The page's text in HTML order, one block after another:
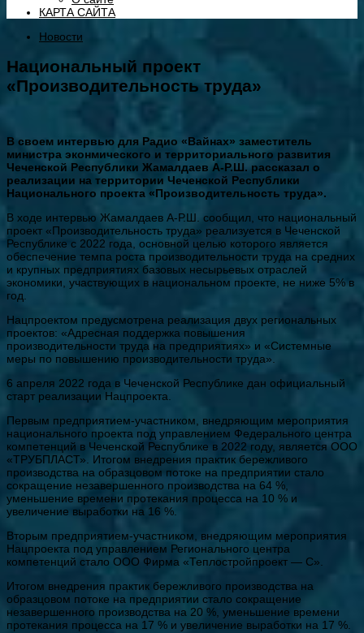
КАРТА САЙТА
Новости
Национальный проект
«Производительность труда»
В своем интервью для Радио «Вайнах» заместитель
министра эконмического и территориального развития
Чеченской Республики Жамалдаев А-Р.Ш. рассказал о
реализации на территории Чеченской Республики
Национального проекта «Производительность труда».
В ходе интервью Жамалдаев А-Р.Ш. сообщил, что национальный
проект «Производительность труда» реализуется в Чеченской
Республике с 2022 года, основной целью которого является
обеспечение темпа роста производительности труда на средних
и крупных предприятиях базовых несырьевых отраслей
экономики, участвующих в национальном проекте, не ниже 5% в
год.
Нацпроектом предусмотрена реализация двух региональных
проектов: «Адресная поддержка повышения
производительности труда на предприятиях» и «Системные
меры по повышению производительности труда».
6 апреля 2022 года в Чеченской Республике дан официальный
старт реализации Нацпроекта.
Первым предприятием-участником, внедряющим мероприятия
национального проекта под управлением Федерального центра
компетенций в Чеченской Республике в 2022 году, является ООО
«ТРУБПЛАСТ». Итогом внедрения практик бережливого
производства на образцовом потоке на предприятии стало
сокращение незавершенного производства на 64 %,
уменьшение времени протекания процесса на 10 % и
увеличение выработки на 16 %.
Вторым предприятием-участником, внедряющим мероприятия
Нацпроекта под управлением Регионального центра
компетенций стало ООО Фирма «Теплостройпроект — С».
Итогом внедрения практик бережливого производства на
образцовом потоке на предприятии стало сокращение
незавершенного производства на 20 %, уменьшение времени
протекания процесса на 17 % и увеличение выработки на 17 %.